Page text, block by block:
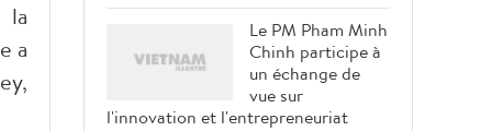
la
a
Le PM Pham Minh
Chinh participe à
un échange de
vue sur
l'innovation et l'entrepreneuriat